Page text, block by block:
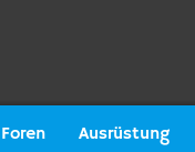
Foren Ausrüstung